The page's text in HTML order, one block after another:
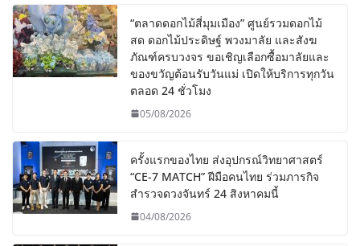
“ตลาดดอกไม้สี่มุมเมือง” ศูนย์รวมดอกไม้
สด ดอกไม้ประดิษฐ์ พวงมาลัย และสังฆ
ภัณฑ์ครบวงจร ขอเชิญเลือกซื้อมาลัยและ
ของขวัญต้อนรับวันแม่ เปิดให้บริการทุกวัน
ตลอด 24 ชั่วโมง
05/08/2026
ครั้งแรกของไทย ส่งอุปกรณ์วิทยาศาสตร์
“CE-7 MATCH” ฝีมือคนไทย ร่วมภารกิจ
สำรวจดวงจันทร์ 24 สิงหาคมนี้
04/08/2026